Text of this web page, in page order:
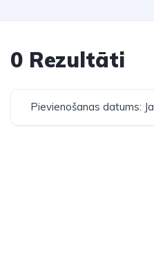
0 Rezultāti
Pievienošanas datums: